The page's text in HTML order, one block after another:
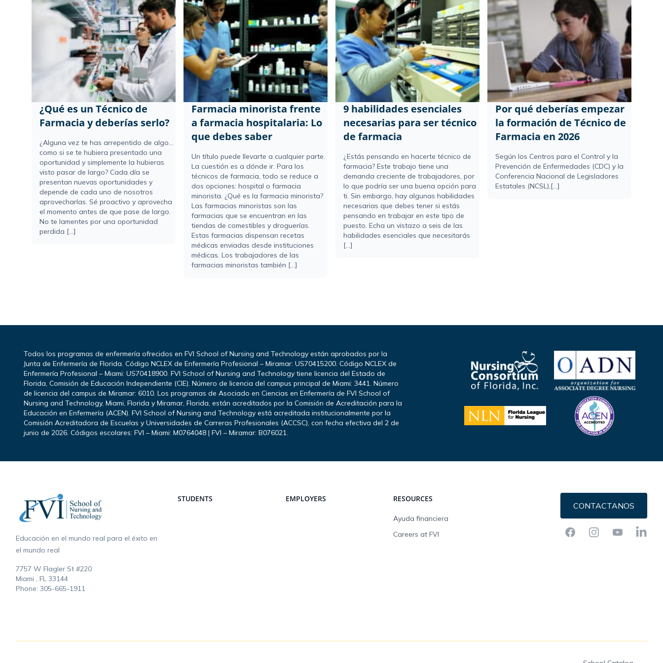
¿Qué es un Técnico de
Farmacia y deberías serlo?
¿Alguna vez te has arrepentido de algo...
como si se te hubiera presentado una
oportunidad y simplemente la hubieras
visto pasar de largo? Cada día se
presentan nuevas oportunidades y
depende de cada uno de nosotros
aprovecharlas. Sé proactivo y aprovecha
el momento antes de que pase de largo.
No te lamentes por una oportunidad
perdida [...]
Farmacia minorista frente
a farmacia hospitalaria: Lo
que debes saber
Un título puede llevarte a cualquier parte.
La cuestión es a dónde ir. Para los
técnicos de farmacia, todo se reduce a
dos opciones: hospital o farmacia
minorista. ¿Qué es la farmacia minorista?
Las farmacias minoristas son las
farmacias que se encuentran en las
tiendas de comestibles y droguerías.
Estas farmacias dispensan recetas
médicas enviadas desde instituciones
médicas. Los trabajadores de las
farmacias minoristas también [...]
9 habilidades esenciales
necesarias para ser técnico
de farmacia
¿Estás pensando en hacerte técnico de
farmacia? Este trabajo tiene una
demanda creciente de trabajadores, por
lo que podría ser una buena opción para
ti. Sin embargo, hay algunas habilidades
necesarias que debes tener si estás
pensando en trabajar en este tipo de
puesto. Echa un vistazo a seis de las
habilidades esenciales que necesitarás
[...]
Por qué deberías empezar
la formación de Técnico de
Farmacia en 2026
Según los Centros para el Control y la
Prevención de Enfermedades (CDC) y la
Conferencia Nacional de Legisladores
Estatales (NCSL),[...]
Todos los programas de enfermería ofrecidos en FVI School of Nursing and Technology están aprobados por la
Junta de Enfermería de Florida. Código NCLEX de Enfermería Profesional – Miramar: US70415200. Código NCLEX de
Enfermería Profesional – Miami: US70418900. FVI School of Nursing and Technology tiene licencia del Estado de
Florida, Comisión de Educación Independiente (CIE). Número de licencia del campus principal de Miami: 3441. Número
de licencia del campus de Miramar: 6010. Los programas de Asociado en Ciencias en Enfermería de FVI School of
Nursing and Technology, Miami, Florida y Miramar, Florida, están acreditados por la Comisión de Acreditación para la
Educación en Enfermería (ACEN). FVI School of Nursing and Technology está acreditada institucionalmente por la
Comisión Acreditadora de Escuelas y Universidades de Carreras Profesionales (ACCSC), con fecha efectiva del 2 de
junio de 2026. Códigos escolares: FVI – Miami: M0764048 | FVI – Miramar: B076021.
Educación en el mundo real para el éxito en
el mundo real
7757 W Flagler St #220
Miami , FL 33144
Phone: 305-665-1911
STUDENTS EMPLOYERS RESOURCES
Ayuda financiera
Careers at FVI
CONTACTANOS
FacebookInstagramYouTube